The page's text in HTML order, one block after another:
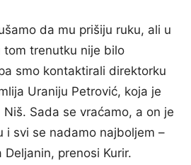
da mu prišiju ruku, ali u
tom trenutku nije bilo
smo kontaktirali direktorku
Uraniju Petrović, koja je
Sada se vraćamo, a on je
i svi se nadamo najboljem –
prenosi Kurir.